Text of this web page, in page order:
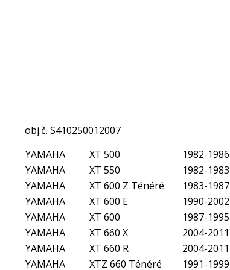
obj.č. S410250012007
YAMAHA
XT 500 1982-1986
YAMAHA
XT 550
1982-1983
YAMAHA
XT 600 Z Ténéré 1983-1987
YAMAHA
XT 600 E 1990-2002
YAMAHA
XT 600
1987-1995
YAMAHA
XT 660 X
2004-2011
YAMAHA
XT 660 R
2004-2011
YAMAHA
XTZ 660 Ténéré 1991-1999